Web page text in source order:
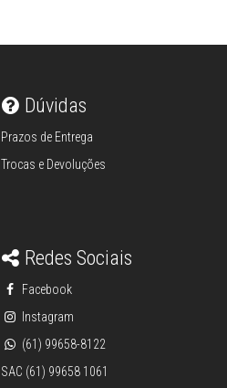
Dúvidas
Prazos de Entrega
Trocas e Devoluções
Redes Sociais
Facebook
Instagram
(61) 99658-8122
SAC (61) 99658 1061